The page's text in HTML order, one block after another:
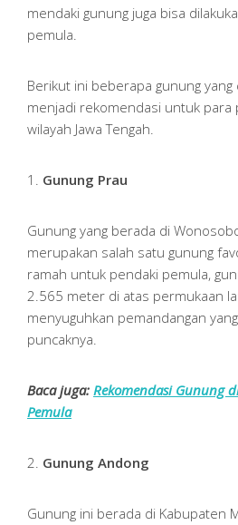
mendaki gunung juga bisa
pemula.
Berikut ini beberapa gunung yang
menjadi rekomendasi untuk para
wilayah Jawa Tengah.
1. Gunung Prau
Gunung yang berada di
merupakan salah satu gunung
ramah untuk pendaki pemula,
2.565 meter di atas permukaan
menyuguhkan pemandangan
puncaknya.
Baca juga: Rekomendasi Gunung
Pemula
2. Gunung Andong
Gunung ini berada di Kabupaten